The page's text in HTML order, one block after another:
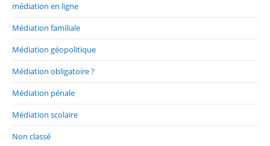
médiation en ligne
Médiation familiale
Médiation géopolitique
Médiation obligatoire ?
Médiation pénale
Médiation scolaire
Non classé